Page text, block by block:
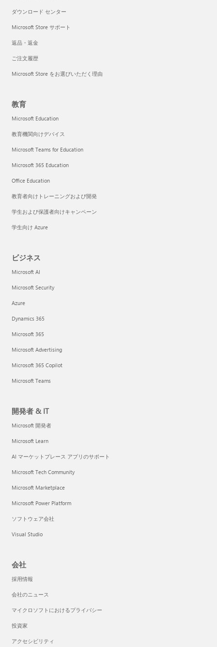
ダウンロード センター
Microsoft Store サポート
返品・返金
ご注文履歴
Microsoft Store をお選びいただく理由
教育
Microsoft Education
教育機関向けデバイス
Microsoft Teams for Education
Microsoft 365 Education
Office Education
教育者向けトレーニングおよび開発
学生および保護者向けキャンペーン
学生向け Azure
ビジネス
Microsoft AI
Microsoft Security
Azure
Dynamics 365
Microsoft 365
Microsoft Advertising
Microsoft 365 Copilot
Microsoft Teams
開発者 & IT
Microsoft 開発者
Microsoft Learn
AI マーケットプレース アプリのサポート
Microsoft Tech Community
Microsoft Marketplace
Microsoft Power Platform
ソフトウェア会社
Visual Studio
会社
採用情報
会社のニュース
マイクロソフトにおけるプライバシー
投資家
アクセシビリティ